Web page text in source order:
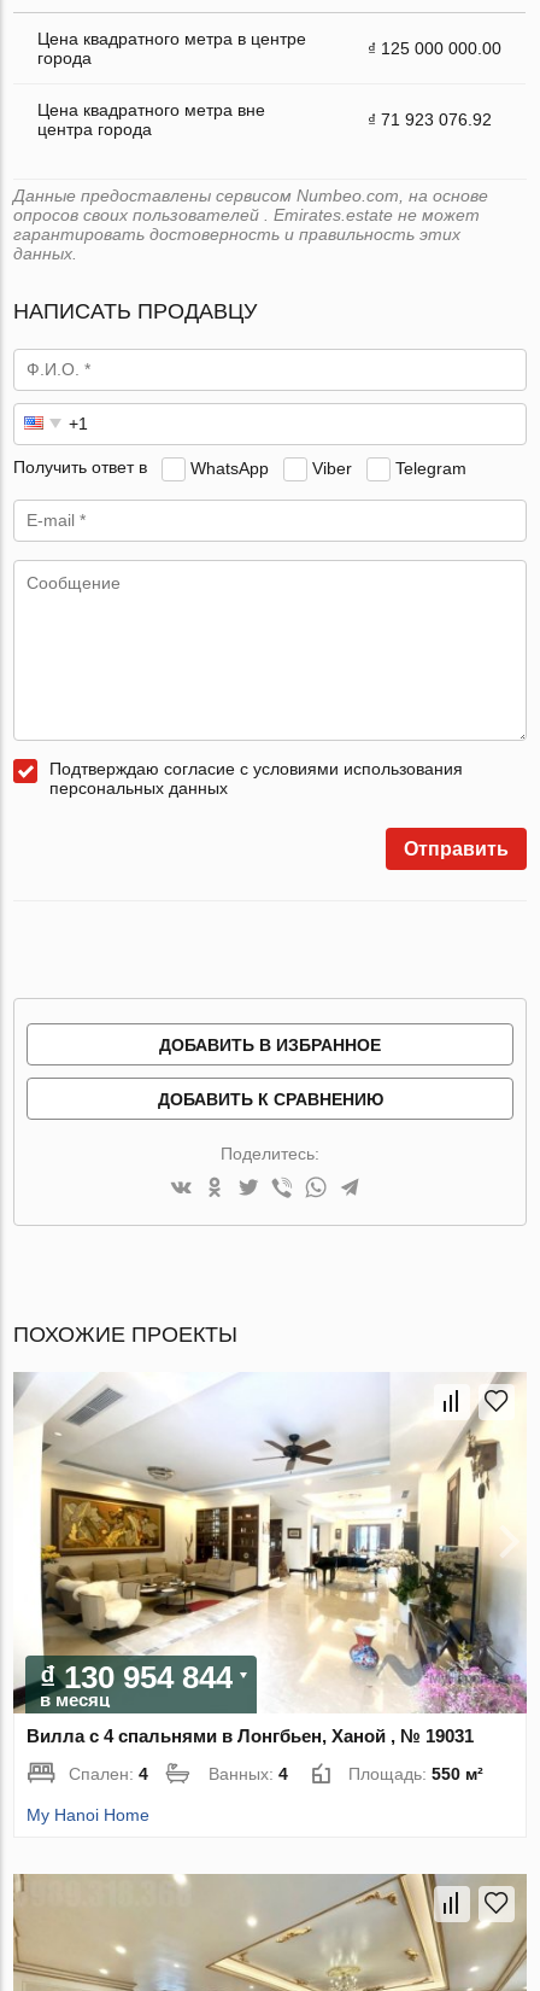
Цена квадратного метра в центре
города
₫ 125 000 000.00
Цена квадратного метра вне
центра города
₫ 71 923 076.92
Данные предоставлены сервисом Numbeo.com, на основе
опросов своих пользователей . Emirates.estate не может
гарантировать достоверность и правильность этих
данных.
НАПИСАТЬ ПРОДАВЦУ
Получить ответ в WhatsApp Viber Telegram
Подтверждаю согласие с условиями использования
персональных данных
Отправить
ДОБАВИТЬ В ИЗБРАННОЕ
ДОБАВИТЬ К СРАВНЕНИЮ
Поделитесь:
ПОХОЖИЕ ПРОЕКТЫ
₫ 130 954 844
в месяц
Вилла с 4 спальнями в Лонгбьен, Ханой , № 19031
Спален:4 Ванных:4 Площадь:550 м²
My Hanoi Home